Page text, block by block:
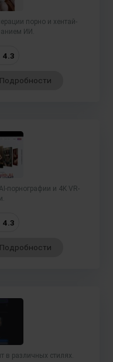
порно и хентай-
ИИ.
4.3
Подробности
порнографии и 4K VR-
4.3
Подробности
в различных стилях.